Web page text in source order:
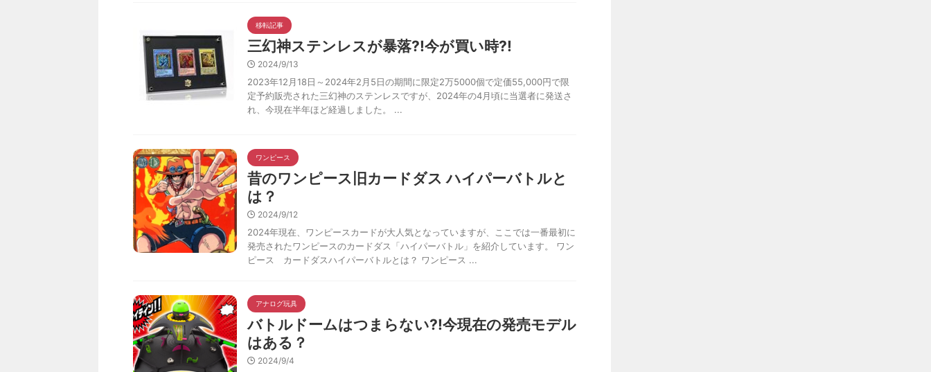
移転記事
三幻神ステンレスが暴落?!今が買い時?!
2024/9/13
2023年12月18日～2024年2月5日の期間に限定2万5000個で定価55,000円で限
定予約販売された三幻神のステンレスですが、2024年の4月頃に当選者に発送さ
れ、今現在半年ほど経過しました。 ...
ワンピース
昔のワンピース旧カードダス ハイパーバトルと
は？
2024/9/12
2024年現在、ワンピースカードが大人気となっていますが、ここでは一番最初に
発売されたワンピースのカードダス「ハイパーバトル」を紹介しています。 ワン
ピース カードダスハイパーバトルとは？ ワンピース ...
アナログ玩具
バトルドームはつまらない?!今現在の発売モデル
はある？
2024/9/4